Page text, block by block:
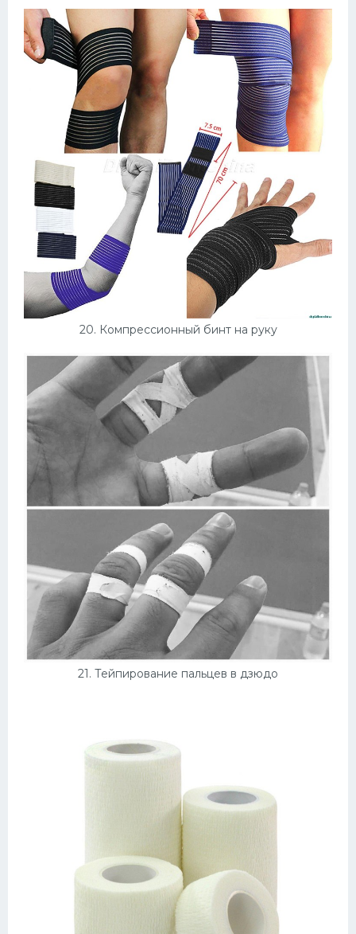
20. Компрессионный бинт на руку
21. Тейпирование пальцев в дзюдо